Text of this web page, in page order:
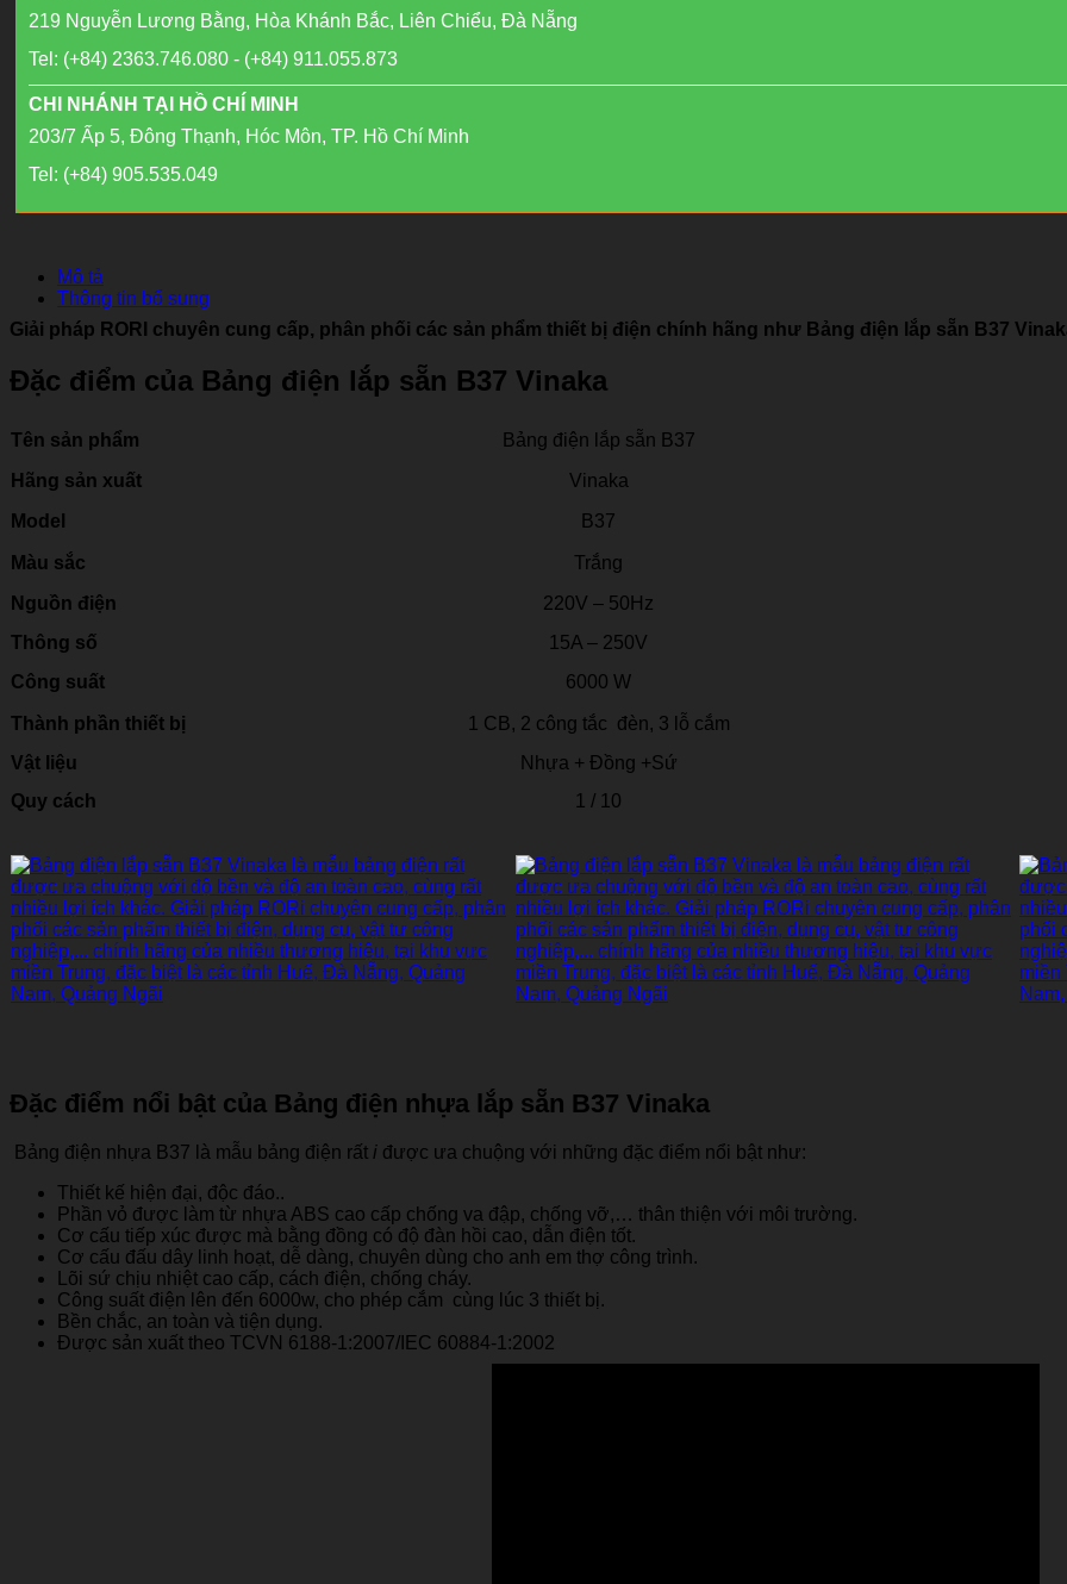
219 Nguyễn Lương Bằng, Hòa Khánh Bắc, Liên Chiểu, Đà Nẵng
Tel: (+84) 2363.746.080 - (+84) 911.055.873
CHI NHÁNH TẠI HỒ CHÍ MINH
203/7 Ấp 5, Đông Thạnh, Hóc Môn, TP. Hồ Chí Minh
Tel: (+84) 905.535.049
Mô tả
Thông tin bổ sung
Giải pháp RORI chuyên cung cấp, phân phối các sản phẩm thiết bị điện chính hãng như Bảng điện lắp sẵn B37
Đặc điểm của Bảng điện lắp sẵn B37 Vinaka
Tên sản phẩm
Bảng điện lắp sẵn B37
Hãng sản xuất
Vinaka
Model
B37
Màu sắc
Trắng
Nguồn điện
220V – 50Hz
Thông số
15A – 250V
Công suất
6000 W
Thành phần thiết bị
1 CB, 2 công tắc đèn, 3 lỗ cắm
Vật liệu
Nhựa + Đồng +Sứ
Quy cách
1 / 10
Đặc điểm nổi bật của Bảng điện nhựa lắp sẵn B37 Vinaka
Bảng điện nhựa B37 là mẫu bảng điện rất i được ưa chuộng với những đặc điểm nổi bật như:
Thiết kế hiện đại, độc đáo..
Phần vỏ được làm từ nhựa ABS cao cấp chống va đập, chống vỡ,… thân thiện với môi trường.
Cơ cấu tiếp xúc được mà bằng đồng có độ đàn hồi cao, dẫn điện tốt.
Cơ cấu đấu dây linh hoạt, dễ dàng, chuyên dùng cho anh em thợ công trình.
Lõi sứ chịu nhiệt cao cấp, cách điện, chống cháy.
Công suất điện lên đến 6000w, cho phép cắm cùng lúc 3 thiết bị.
Bền chắc, an toàn và tiện dụng.
Được sản xuất theo TCVN 6188-1:2007/IEC 60884-1:2002